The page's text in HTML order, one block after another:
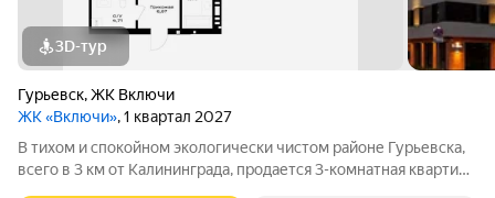
3D-тур
Гурьевск,ЖК Включи
ЖК «Включи», 1 квартал 2027
В тихом и спокойном экологически чистом районе Гурьевска,
всего в 3 км от Калининграда, продается 3-комнатная квартира